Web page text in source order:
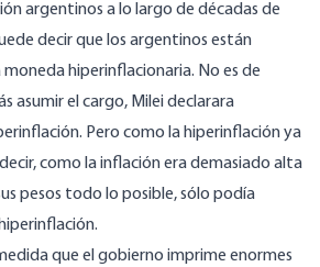
argentinos a lo largo de décadas de
decir que los argentinos están
hiperinflacionaria. No es de
asumir el cargo, Milei declarara
Pero como la hiperinflación ya
como la inflación era demasiado alta
pesos todo lo posible, sólo podía
que el gobierno imprime enormes